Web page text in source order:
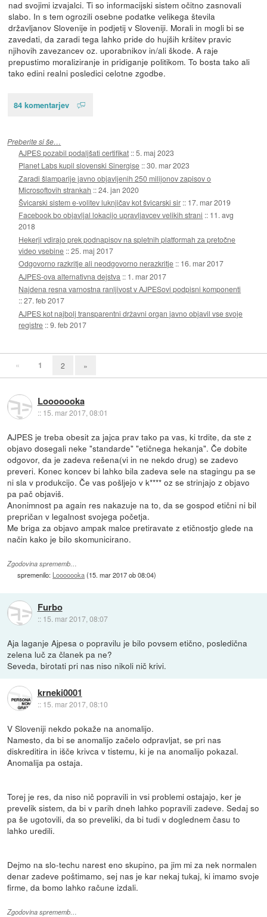
nad svojimi izvajalci. Ti so informacijski sistem očitno zasnovali
slabo. In s tem ogrozili osebne podatke velikega števila
državljanov Slovenije in podjetij v Sloveniji. Morali in mogli bi se
zavedati, da zaradi tega lahko pride do hujših kršitev pravic
njihovih zavezancev oz. uporabnikov in/ali škode. A raje
prepustimo moraliziranje in pridiganje politikom. To bosta tako ali
tako edini realni posledici celotne zgodbe.
84 komentarjev
Preberite si še…
AJPES pozabil podaljšati certifikat ::5. maj 2023
Planet Labs kupil slovenski Sinergise ::30. mar 2023
Zaradi šlamparije javno objavljenih 250 milijonov zapisov o
Microsoftovih strankah ::24. jan 2020
Švicarski sistem e-volitev luknjičav kot švicarski sir :: 17. mar 2019
Facebook bo objavljal lokacijo upravljavcev velikih strani :: 11. avg
2018
Hekerji vdirajo prek podnapisov na spletnih platformah za pretočne
video vsebine ::25. maj 2017
Odgovorno razkritje ali neodgovorno nerazkritje :: 16. mar 2017
AJPES-ova alternativna dejstva :: 1. mar 2017
Najdena resna varnostna ranljivost v AJPESovi podpisni komponenti
::27. feb 2017
AJPES kot najbolj transparentni državni organ javno objavil vse svoje
registre ::9. feb 2017
« 1 2 »
Looooooka
:: 15. mar 2017, 08:01
AJPES je treba obesit za jajca prav tako pa vas, ki trdite, da ste z
objavo dosegali neke "standarde" "etičnega hekanja". Če dobite
odgovor, da je zadeva rešena(vi in ne nekdo drug) se zadevo
preveri. Konec koncev bi lahko bila zadeva sele na stagingu pa se
ni sla v produkcijo. Če vas pošljejo v k**** oz se strinjajo z objavo
pa pač objaviš.
Anonimnost pa again res nakazuje na to, da se gospod etični ni bil
prepričan v legalnost svojega početja.
Me briga za objavo ampak malce pretiravate z etičnostjo glede na
način kako je bilo skomunicirano.
Zgodovina sprememb…
spremenilo: Looooooka(15. mar 2017 ob 08:04)
Furbo
:: 15. mar 2017, 08:07
Aja laganje Ajpesa o popravilu je bilo povsem etično, posledična
zelena luč za članek pa ne?
Seveda, birotati pri nas niso nikoli nič krivi.
krneki0001
:: 15. mar 2017, 08:10
V Sloveniji nekdo pokaže na anomalijo.
Namesto, da bi se anomalijo začelo odpravljat, se pri nas
diskreditira in išče krivca v tistemu, ki je na anomalijo pokazal.
Anomalija pa ostaja.
Torej je res, da niso nič popravili in vsi problemi ostajajo, ker je
prevelik sistem, da bi v parih dneh lahko popravili zadeve. Sedaj so
pa še ugotovili, da so preveliki, da bi tudi v doglednem času to
lahko uredili.
Dejmo na slo-techu narest eno skupino, pa jim mi za nek normalen
denar zadeve poštimamo, sej nas je kar nekaj tukaj, ki imamo svoje
firme, da bomo lahko račune izdali.
Zgodovina sprememb…